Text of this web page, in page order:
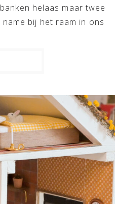
helaas maar twee
bij het raam in ons